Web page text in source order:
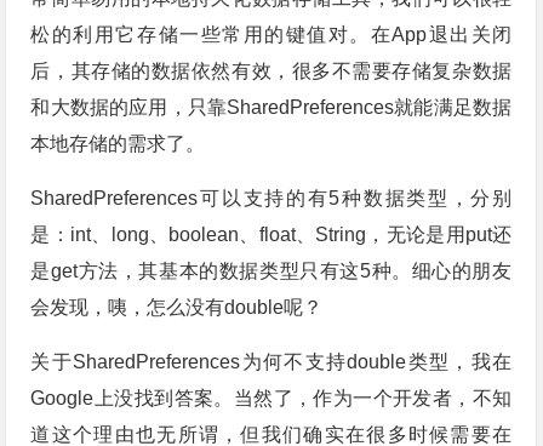
松的利用它存储一些常用的键值对。在App退出关闭
后，其存储的数据依然有效，很多不需要存储复杂数据
和大数据的应用，只靠SharedPreferences就能满足数据
本地存储的需求了。
SharedPreferences可以支持的有5种数据类型，分别
是：int、long、boolean、float、String，无论是用put还
是get方法，其基本的数据类型只有这5种。细心的朋友
会发现，咦，怎么没有double呢？
关于SharedPreferences为何不支持double类型，我在
Google上没找到答案。当然了，作为一个开发者，不知
道这个理由也无所谓，但我们确实在很多时候需要在